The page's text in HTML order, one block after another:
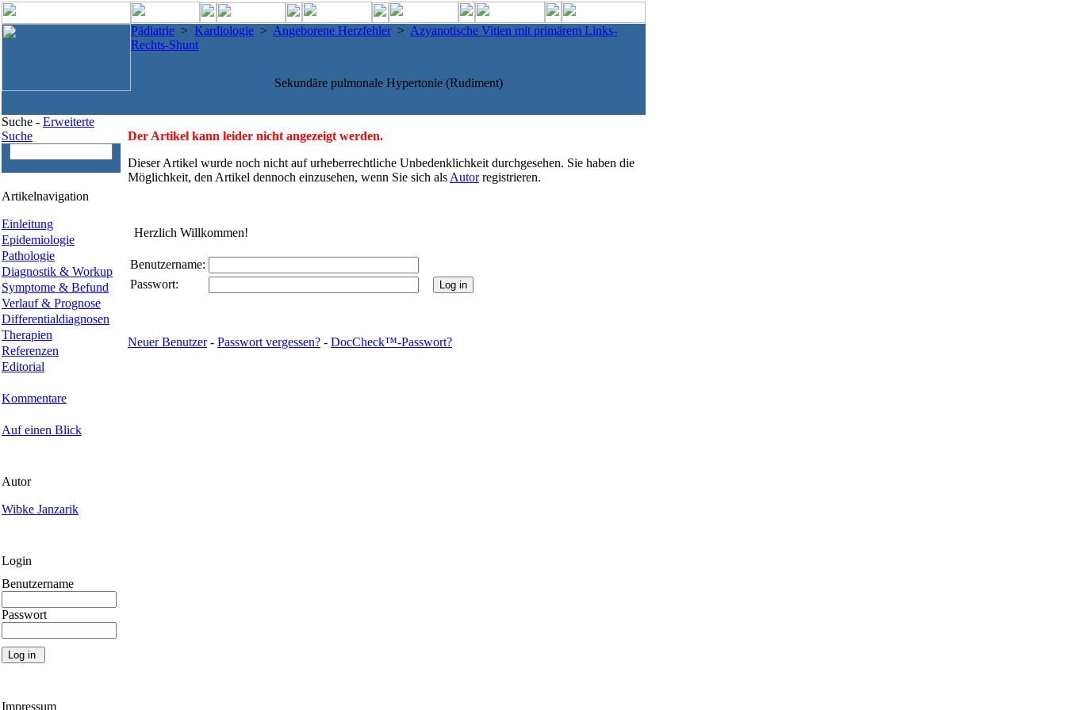
Pädiatrie > Kardiologie > Angeborene Herzfehler > Azyanotische Vitien mit primärem Links-
Rechts-Shunt
Sekundäre pulmonale Hypertonie (Rudiment)
Suche - Erweiterte
Suche
Artikelnavigation
Einleitung
Epidemiologie
Pathologie
Diagnostik & Workup
Symptome & Befund
Verlauf & Prognose
Differentialdiagnosen
Therapien
Referenzen
Editorial
Kommentare
Auf einen Blick
Autor
Wibke Janzarik
Login
Benutzername
Passwort
Impressum
Der Artikel kann leider nicht angezeigt werden.
Dieser Artikel wurde noch nicht auf urheberrechtliche Unbedenklichkeit durchgesehen. Sie haben die
Möglichkeit, den Artikel dennoch einzusehen, wenn Sie sich als Autorregistrieren.
Herzlich Willkommen!
Benutzername:
Passwort:
Neuer Benutzer- Passwort vergessen? - DocCheck™-Passwort?